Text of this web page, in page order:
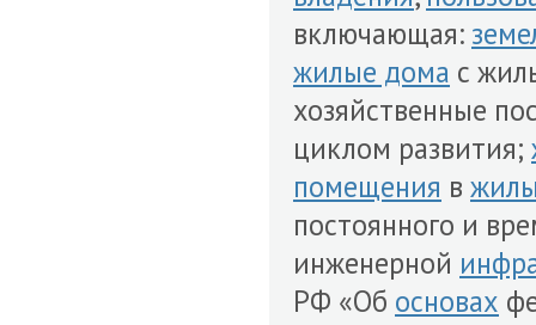
включающая:
жилые дома с
хозяйственные
циклом развития;
помещения в
постоянного и
инженерной
РФ «Об основах